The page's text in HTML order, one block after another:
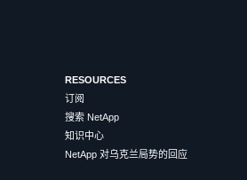
RESOURCES
订阅
搜索 NetApp
知识中心
NetApp 对乌克兰局势的回应